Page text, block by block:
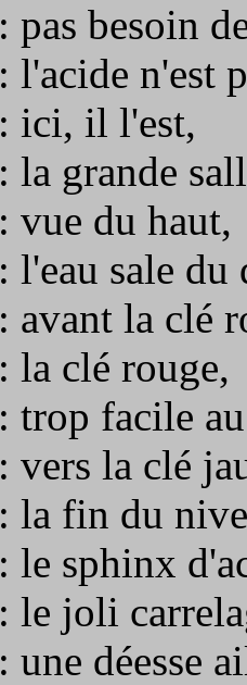
: pas besoin
: l'acide n'est
: ici, il l'est,
: la grande
: vue du haut,
: l'eau sale du
: avant la clé
: la clé rouge,
: trop facile
: vers la clé
: la fin du
: le sphinx
: le joli
: une déesse